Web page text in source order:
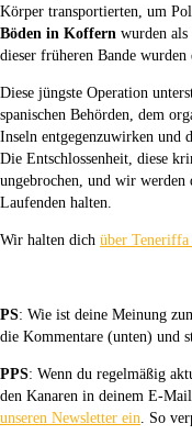
Körper transportierten, um
Böden in Koffern wurden als
dieser früheren Bande
Diese jüngste Operation
spanischen Behörden, dem
Inseln entgegenzuwirken und
Die Entschlossenheit, diese
ungebrochen, und wir
Laufenden halten.
Wir halten dich über
PS: Wie ist deine Meinung
die Kommentare (unten) und
PPS: Wenn du regelmäßig
den Kanaren in deinem E-
unseren Newsletter ein. So